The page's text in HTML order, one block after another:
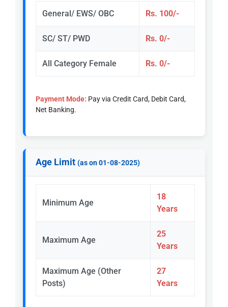
General/ EWS/ OBC Rs. 100/-
SC/ ST/ PWD Rs. 0/-
All Category Female Rs. 0/-
Payment Mode: Pay via Credit Card, Debit Card,
Net Banking.
Age Limit (as on 01-08-2025)
Minimum Age
18
Years
Maximum Age
25
Years
Maximum Age (Other
Posts)
27
Years